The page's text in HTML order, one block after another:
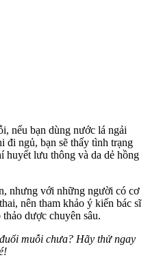
nếu bạn dùng nước lá ngải
đi ngủ, bạn sẽ thấy tình trạng
huyết lưu thông và da dẻ hồng
nhưng với những người có cơ
nên tham khảo ý kiến bác sĩ
dược chuyên sâu.
muỗi chưa? Hãy thử ngay